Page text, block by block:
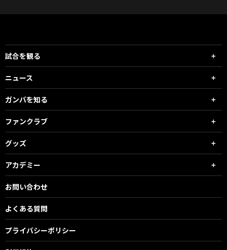
試合を観る
ニュース
ガンバを知る
ファンクラブ
グッズ
アカデミー
お問い合わせ
よくある質問
プライバシーポリシー